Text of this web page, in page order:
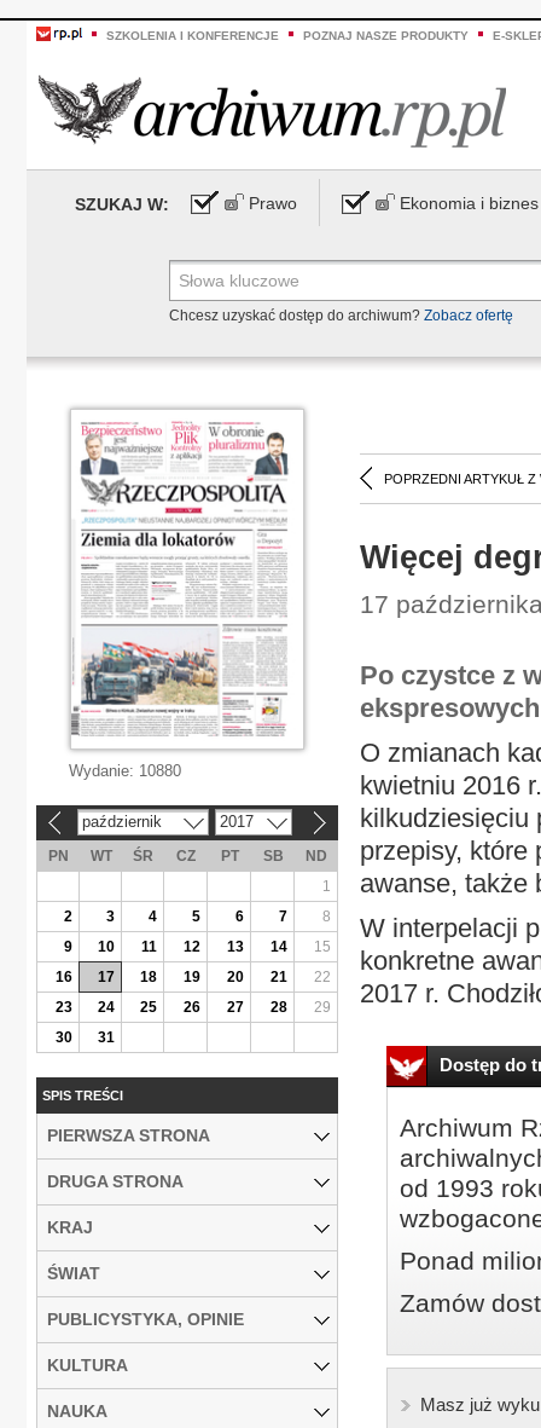
SZKOLENIA I KONFERENCJE POZNAJ NASZE PRODUKTY E-
SZUKAJ W: Prawo Ekonomia i biznes
Chcesz uzyskać dostęp do archiwum? Zobacz ofertę
POPRZEDNI ARTYKUŁ Z
Więcej
17
Po czystce z
O zmianach
kwietniu 2016
kilkudziesięciu
przepisy, które
awanse, także
W interpelacji
konkretne
2017 r.
Dostęp do
Archiwum
od 1993
Ponad
Zamów
Masz już
Wydanie: 10880
październik 2017
PN WT ŚR CZ PT SB
ND
1
2
3 4 5 6 7
8
9
10 11 12 13 14
15
16
17 18 19 20 21
22
23
24 25 26 27 28
29
30
31
SPIS TREŚCI
PIERWSZA STRONA
DRUGA STRONA
KRAJ
ŚWIAT
PUBLICYSTYKA, OPINIE
KULTURA
NAUKA